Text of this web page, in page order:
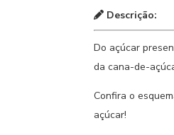
Descrição:
Do açúcar
da cana-de-
Confira o
açúcar!